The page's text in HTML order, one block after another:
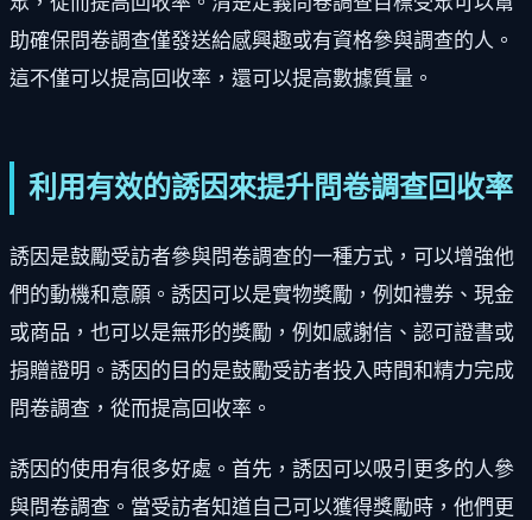
助確保問卷調查僅發送給感興趣或有資格參與調查的人。
這不僅可以提高回收率，還可以提高數據質量。
利用有效的誘因來提升問卷調查回收率
誘因是鼓勵受訪者參與問卷調查的一種方式，可以增強他
們的動機和意願。誘因可以是實物獎勵，例如禮券、現金
或商品，也可以是無形的獎勵，例如感謝信、認可證書或
捐贈證明。誘因的目的是鼓勵受訪者投入時間和精力完成
問卷調查，從而提高回收率。
誘因的使用有很多好處。首先，誘因可以吸引更多的人參
與問卷調查。當受訪者知道自己可以獲得獎勵時，他們更